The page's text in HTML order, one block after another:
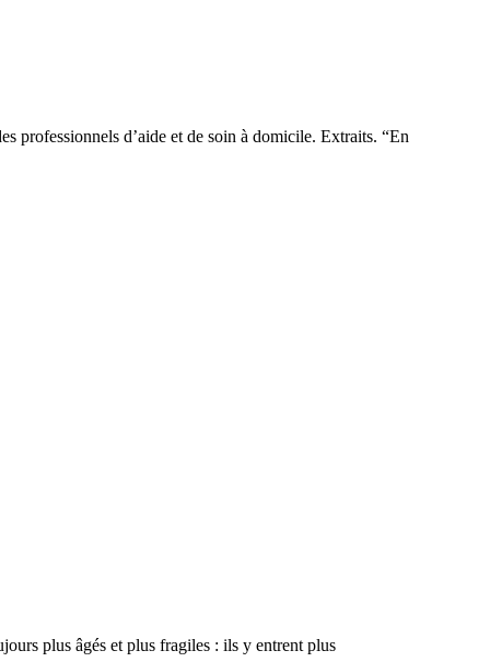
d’aide et de soin à domicile. Extraits. “En
plus âgés et plus fragiles : ils y entrent plus